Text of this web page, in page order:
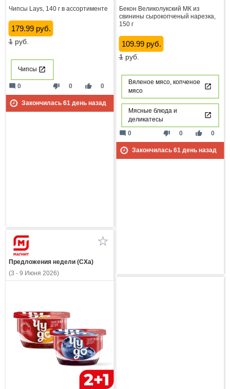
Чипсы Lays, 140 г в ассортименте
179.99 руб.
1руб.
Чипсы
thumb_down 0 thumb_up 0
mode_comment 0
Закончилась 61день назад
Бекон Великолукский МК из
свинины сырокопченый нарезка,
150 г
109.99 руб.
1руб.
Вяленое мясо, копченое
мясо
Мясные блюда и
деликатесы
thumb_down 0 thumb_up 0
mode_comment 0
Закончилась 61день назад
Предложения недели (СХа)
(3 - 9 Июня 2026)